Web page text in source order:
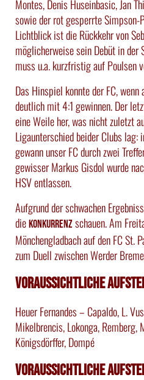
Montes, Denis Huseinbasic, Jan
sowie der rot gesperrte Simpson-
Lichtblick ist die Rückkehr von
möglicherweise sein Debüt in
muss u.a. kurzfristig auf Poulsen
Das Hinspiel konnte der FC,
deutlich mit 4:1 gewinnen. Der
eine Weile her, was nicht zuletzt
Ligaunterschied beider Clubs
gewann unser FC durch zwei
gewisser Markus Gisdol wurde
HSV entlassen.
Aufgrund der schwachen
die Konkurrenzschauen. Am
Mönchengladbach auf den FC St.
zum Duell zwischen Werder
Voraussichtliche
Heuer Fernandes – Capaldo, L.
Mikelbrencis, Lokonga, Remberg,
Königsdörffer, Dompé
Voraussichtliche